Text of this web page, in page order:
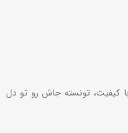
کیفیت، تونسته جاش رو تو دل